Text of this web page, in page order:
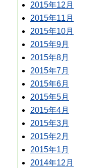
2015年12月
2015年11月
2015年10月
2015年9月
2015年8月
2015年7月
2015年6月
2015年5月
2015年4月
2015年3月
2015年2月
2015年1月
2014年12月